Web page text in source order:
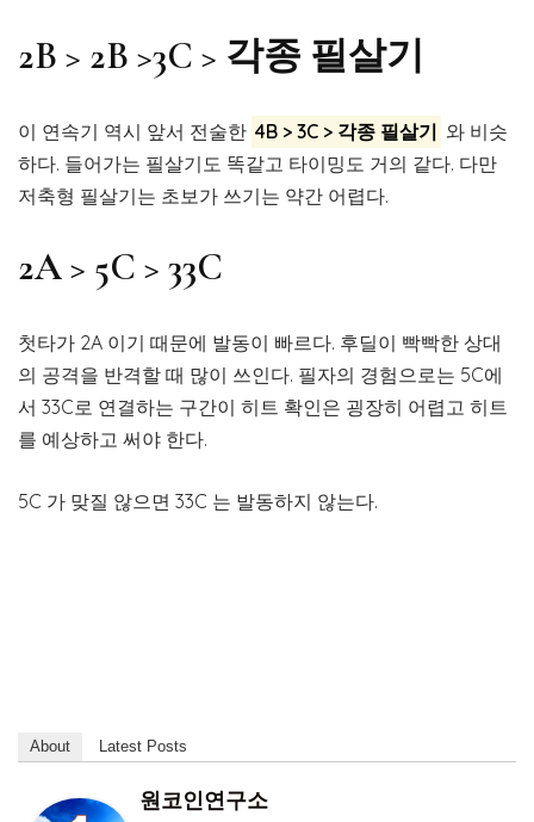
2B > 2B >3C > 각종 필살기
이 연속기 역시 앞서 전술한 4B > 3C > 각종 필살기 와 비슷
하다. 들어가는 필살기도 똑같고 타이밍도 거의 같다. 다만
저축형 필살기는 초보가 쓰기는 약간 어렵다.
2A > 5C > 33C
첫타가 2A 이기 때문에 발동이 빠르다. 후딜이 빡빡한 상대
의 공격을 반격할 때 많이 쓰인다. 필자의 경험으로는 5C에
서 33C로 연결하는 구간이 히트 확인은 굉장히 어렵고 히트
를 예상하고 써야 한다.
5C 가 맞질 않으면 33C 는 발동하지 않는다.
About Latest Posts
원코인연구소